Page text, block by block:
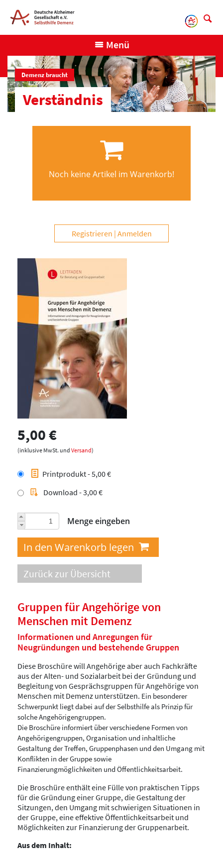
Menü
Demenz braucht
Verständnis
Noch keine Artikel im Warenkorb!
Registrieren Anmelden
5,00 €
(inklusive MwSt. und Versand)
Printprodukt - 5,00 €
Download - 3,00 €
Menge eingeben
Zurück zur Übersicht
Gruppen für Angehörige von
Menschen mit Demenz
Informationen und Anregungen für
Neugründungen und bestehende Gruppen
Diese Broschüre will Angehörige aber auch Fachkräfte
aus der Alten- und Sozialarbeit bei der Gründung und
Begleitung von Gesprächsgruppen für Angehörige von
Menschen mit Demenz unterstützen. Ein besonderer
Schwerpunkt liegt dabei auf der Selbsthilfe als Prinzip für
solche Angehörigengruppen.
Die Broschüre informiert über verschiedene Formen von
Angehörigengruppen, Organisation und inhaltliche
Gestaltung der Treffen, Gruppenphasen und den Umgang mit
Konflikten in der Gruppe sowie
Finanzierungmöglichkeiten und Öffentlichkeitsarbeit.
Die Broschüre enthält eine Fülle von praktischen Tipps
für die Gründung einer Gruppe, die Gestaltung der
Sitzungen, den Umgang mit schwierigen Situationen in
der Gruppe, eine effektive Öffentlichkeitsarbeit und
Möglichkeiten zur Finanzierung der Gruppenarbeit.
Aus dem Inhalt: